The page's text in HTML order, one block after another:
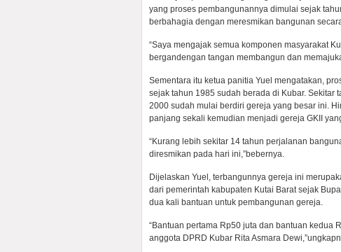
yang proses pembangunannya dimulai sejak
berbahagia dengan meresmikan bangunan
“Saya mengajak semua komponen masyarakat
bergandengan tangan membangun dan
Sementara itu ketua panitia Yuel mengatakan,
sejak tahun 1985 sudah berada di Kubar. Sekitar
2000 sudah mulai berdiri gereja yang besar ini.
panjang sekali kemudian menjadi gereja GKII
“Kurang lebih sekitar 14 tahun perjalanan
diresmikan pada hari ini,”bebernya.
Dijelaskan Yuel, terbangunnya gereja ini
dari pemerintah kabupaten Kutai Barat sejak
dua kali bantuan untuk pembangunan gereja.
“Bantuan pertama Rp50 juta dan bantuan kedua
anggota DPRD Kubar Rita Asmara